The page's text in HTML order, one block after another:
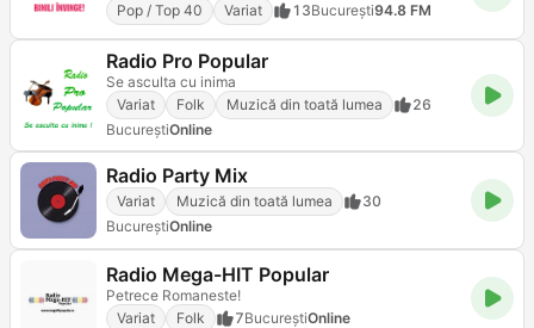
Pop / Top 40
Variat 13Bucureşti94.8 FM
Radio Pro Popular
Se asculta cu inima
Variat
Folk Muzică din toată lumea
26
BucureştiOnline
Radio Party Mix
Variat Muzică din toată lumea
30
BucureştiOnline
Radio Mega-HIT Popular
Petrece Romaneste!
Variat
Folk 7BucureştiOnline